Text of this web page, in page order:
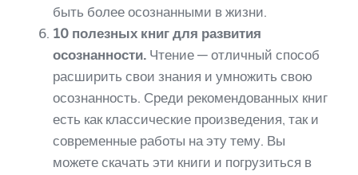
быть более осознанными в жизни.
10 полезных книг для развития
осознанности. Чтение — отличный способ
расширить свои знания и умножить свою
осознанность. Среди рекомендованных книг
есть как классические произведения, так и
современные работы на эту тему. Вы
можете скачать эти книги и погрузиться в